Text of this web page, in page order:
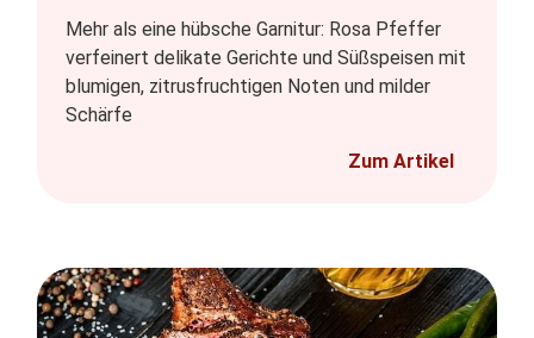
Mehr als eine hübsche Garnitur: Rosa Pfeffer
verfeinert delikate Gerichte und Süßspeisen mit
blumigen, zitrusfruchtigen Noten und milder
Schärfe
Zum Artikel